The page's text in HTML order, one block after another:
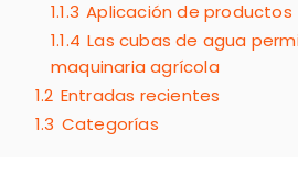
1.1.3 Aplicación de
1.1.4 Las cubas de agua
maquinaria agrícola
1.2 Entradas recientes
1.3 Categorías